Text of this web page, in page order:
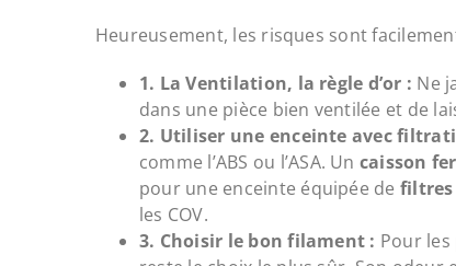
Heureusement, les risques sont
1. La Ventilation, la règle d’or : Ne
dans une pièce bien ventilée et de
2. Utiliser une enceinte avec
comme l’ABS ou l’ASA. Un caisson
pour une enceinte équipée de filtres
les COV.
3. Choisir le bon filament : Pour